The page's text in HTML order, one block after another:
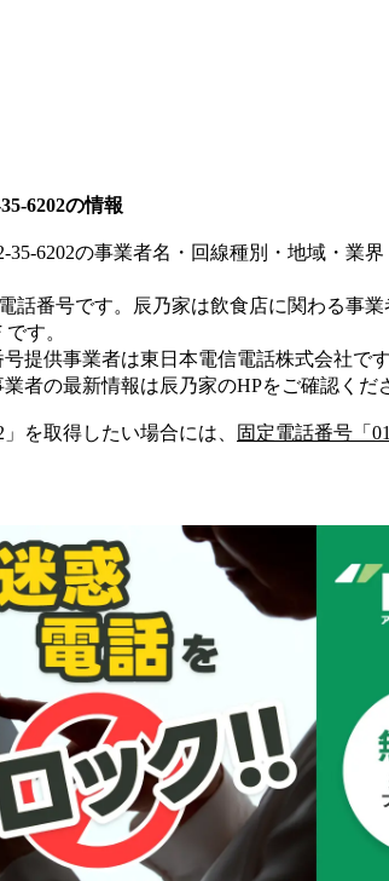
6202の情報
35-6202の事業者名・回線種別・地域・業
話番号です。 辰乃家は飲食店に関わる事業
です。
号提供事業者は東日本電信電話株式会社です
者の最新情報は辰乃家のHPをご確認くだ
」を取得したい場合には、 固定電話番号「